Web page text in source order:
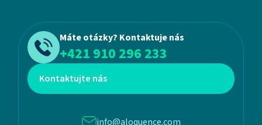
Máte otázky? Kontaktuje nás
+421 910 296 233
Kontaktujte nás
info@aloquence.com